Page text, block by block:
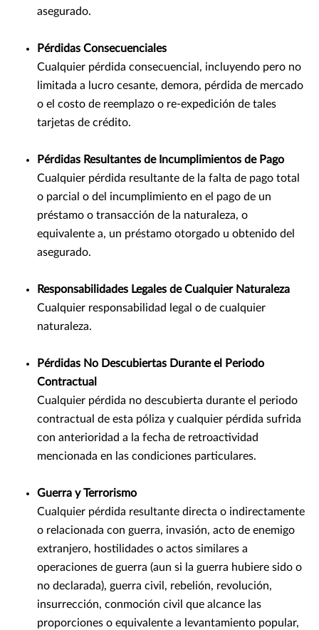
asegurado.
Pérdidas Consecuenciales
Cualquier pérdida consecuencial, incluyendo pero no
limitada a lucro cesante, demora, pérdida de mercado
o el costo de reemplazo o re-expedición de tales
tarjetas de crédito.
Pérdidas Resultantes de Incumplimientos de Pago
Cualquier pérdida resultante de la falta de pago total
o parcial o del incumplimiento en el pago de un
préstamo o transacción de la naturaleza, o
equivalente a, un préstamo otorgado u obtenido del
asegurado.
Responsabilidades Legales de Cualquier Naturaleza
Cualquier responsabilidad legal o de cualquier
naturaleza.
Pérdidas No Descubiertas Durante el Periodo
Contractual
Cualquier pérdida no descubierta durante el periodo
contractual de esta póliza y cualquier pérdida sufrida
con anterioridad a la fecha de retroactividad
mencionada en las condiciones particulares.
Guerra y Terrorismo
Cualquier pérdida resultante directa o indirectamente
o relacionada con guerra, invasión, acto de enemigo
extranjero, hostilidades o actos similares a
operaciones de guerra (aun si la guerra hubiere sido o
no declarada), guerra civil, rebelión, revolución,
insurrección, conmoción civil que alcance las
proporciones o equivalente a levantamiento popular,